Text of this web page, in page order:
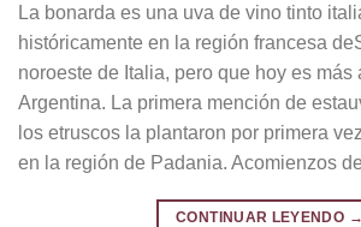
La bonarda es una uva de vino tinto
históricamente en la región francesa
noroeste de Italia, pero que hoy es más
Argentina. La primera mención de
los etruscos la plantaron por primera
en la región de Padania. Acomienzos
CONTINUAR LEYENDO →